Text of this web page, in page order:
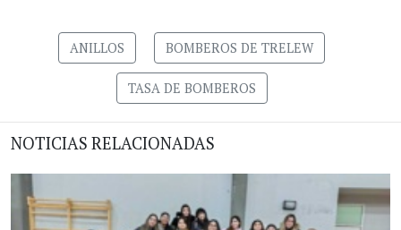
ANILLOS BOMBEROS DE TRELEW
TASA DE BOMBEROS
NOTICIAS RELACIONADAS